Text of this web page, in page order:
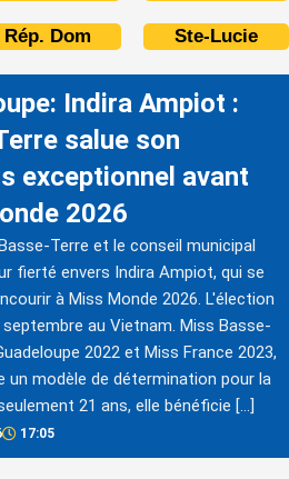
Rép. Dom Ste-Lucie
Indira Ampiot :
salue son
exceptionnel avant
2026
Terre et le conseil municipal
fierté envers Indira Ampiot, qui se
à Miss Monde 2026. L'élection
septembre au Vietnam. Miss Basse-
2022 et Miss France 2023,
un modèle de détermination pour la
21 ans, elle bénéficie […]
17:05